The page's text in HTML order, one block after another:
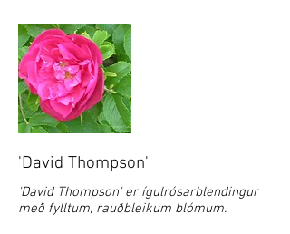
'David Thompson'
'David Thompson' er ígulrósarblendingur
með fylltum, rauðbleikum blómum.